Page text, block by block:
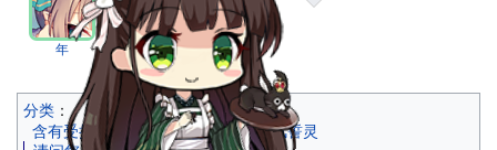
年 鵺
分类 ：
含有受损文件链接的页面
誓灵
风誓灵